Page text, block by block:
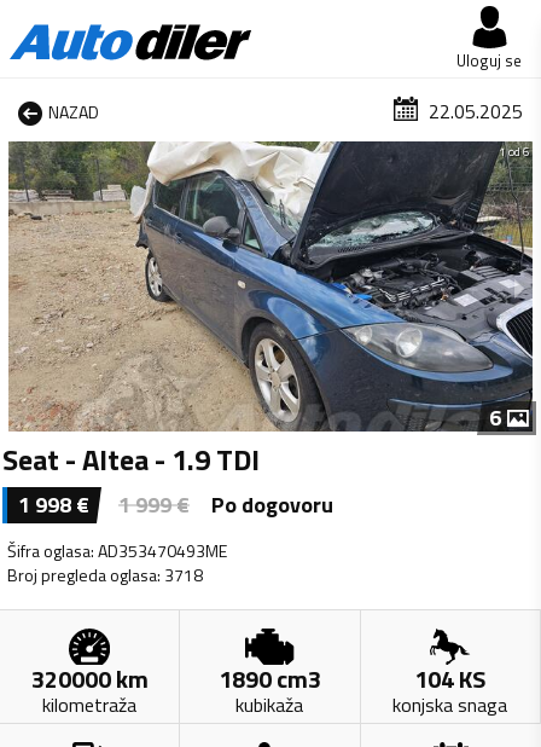
Uloguj se
NAZAD 22.05.2025
1 od 6
6
Seat - Altea - 1.9 TDI
1 998€ 1 999€ Po dogovoru
Šifra oglasa:AD353470493ME
Broj pregleda oglasa: 3718
320000km
kilometraža
1890cm3
kubikaža
104KS
konjska snaga